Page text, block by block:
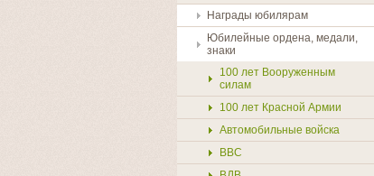
Награды юбилярам
Юбилейные ордена, медали,
знаки
100 лет Вооруженным
силам
100 лет Красной Армии
Автомобильные войска
ВВС